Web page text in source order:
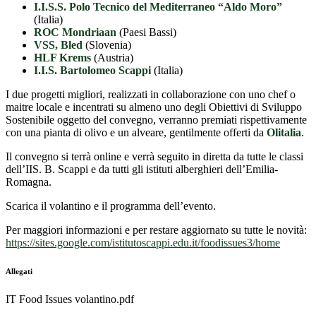
I.I.S.S. Polo Tecnico del Mediterraneo “Aldo Moro”
(Italia)
ROC Mondriaan (Paesi Bassi)
VSS, Bled (Slovenia)
HLF Krems (Austria)
I.I.S. Bartolomeo Scappi (Italia)
I due progetti migliori, realizzati in collaborazione con uno chef o
maitre locale e incentrati su almeno uno degli Obiettivi di Sviluppo
Sostenibile oggetto del convegno, verranno premiati rispettivamente
con una pianta di olivo e un alveare, gentilmente offerti da Olitalia.
Il convegno si terrà online e verrà seguito in diretta da tutte le classi
dell’IIS. B. Scappi e da tutti gli istituti alberghieri dell’Emilia-
Romagna.
Scarica il volantino e il programma dell’evento.
Per maggiori informazioni e per restare aggiornato su tutte le novità:
https://sites.google.com/istitutoscappi.edu.it/foodissues3/home
Allegati
IT Food Issues volantino.pdf